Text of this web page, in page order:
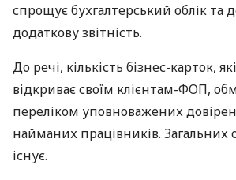
спрощує бухгалтерський облік та
додаткову звітність.
До речі, кількість бізнес-карток,
відкриває своїм клієнтам-ФОП,
переліком уповноважених
найманих працівників.
існує.